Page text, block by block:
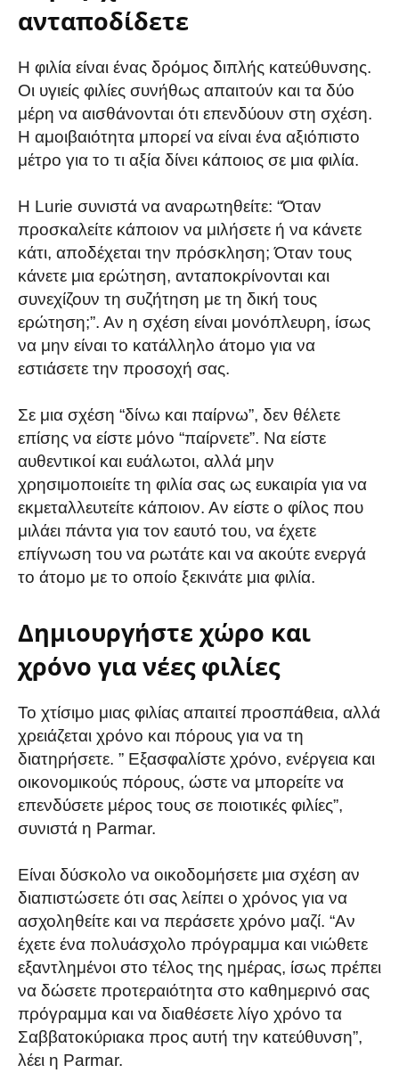
ανταποδίδετε
Η φιλία είναι ένας δρόμος διπλής κατεύθυνσης.
Οι υγιείς φιλίες συνήθως απαιτούν και τα δύο
μέρη να αισθάνονται ότι επενδύουν στη σχέση.
Η αμοιβαιότητα μπορεί να είναι ένα αξιόπιστο
μέτρο για το τι αξία δίνει κάποιος σε μια φιλία.
Η Lurie συνιστά να αναρωτηθείτε: “Όταν
προσκαλείτε κάποιον να μιλήσετε ή να κάνετε
κάτι, αποδέχεται την πρόσκληση; Όταν τους
κάνετε μια ερώτηση, ανταποκρίνονται και
συνεχίζουν τη συζήτηση με τη δική τους
ερώτηση;”. Αν η σχέση είναι μονόπλευρη, ίσως
να μην είναι το κατάλληλο άτομο για να
εστιάσετε την προσοχή σας.
Σε μια σχέση “δίνω και παίρνω”, δεν θέλετε
επίσης να είστε μόνο “παίρνετε”. Να είστε
αυθεντικοί και ευάλωτοι, αλλά μην
χρησιμοποιείτε τη φιλία σας ως ευκαιρία για να
εκμεταλλευτείτε κάποιον. Αν είστε ο φίλος που
μιλάει πάντα για τον εαυτό του, να έχετε
επίγνωση του να ρωτάτε και να ακούτε ενεργά
το άτομο με το οποίο ξεκινάτε μια φιλία.
Δημιουργήστε χώρο και
χρόνο για νέες φιλίες
Το χτίσιμο μιας φιλίας απαιτεί προσπάθεια, αλλά
χρειάζεται χρόνο και πόρους για να τη
διατηρήσετε. ” Εξασφαλίστε χρόνο, ενέργεια και
οικονομικούς πόρους, ώστε να μπορείτε να
επενδύσετε μέρος τους σε ποιοτικές φιλίες”,
συνιστά η Parmar.
Είναι δύσκολο να οικοδομήσετε μια σχέση αν
διαπιστώσετε ότι σας λείπει ο χρόνος για να
ασχοληθείτε και να περάσετε χρόνο μαζί. “Αν
έχετε ένα πολυάσχολο πρόγραμμα και νιώθετε
εξαντλημένοι στο τέλος της ημέρας, ίσως πρέπει
να δώσετε προτεραιότητα στο καθημερινό σας
πρόγραμμα και να διαθέσετε λίγο χρόνο τα
Σαββατοκύριακα προς αυτή την κατεύθυνση”,
λέει η Parmar.